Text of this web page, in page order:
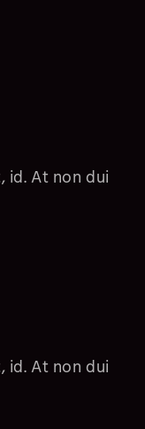
id. At non dui
id. At non dui